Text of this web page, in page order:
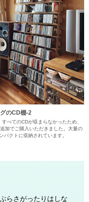
のCD棚-2
すべてのCDが収まらなかったため、
加でご購入いただきました。大量の
パクトに収納されています。
らさがったりはしな